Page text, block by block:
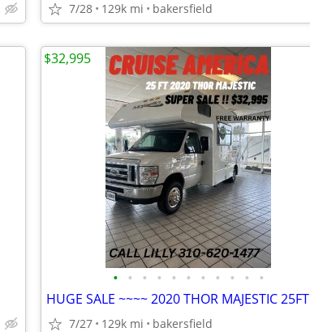
7/28 129k mi bakersfield
• • • • • • • • • • •
HUGE SALE ~~~~ 2020 THOR MAJESTIC 25FT
7/27 129k mi bakersfield
$32,995